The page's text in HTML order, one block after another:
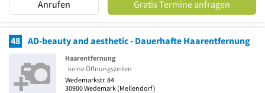
Anrufen Gratis Termine anfragen
48 AD-beauty and aesthetic - Dauerhafte Haarentfernung
Haarentfernung
keine Öffnungszeiten
Wedemarkstr. 84
30900Wedemark (Mellendorf)